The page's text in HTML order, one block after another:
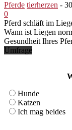
Pferde tierherzen -
0
Pferd schläft im
Wann ist Liegen
Gesundheit Ihres
Umfrage
Hunde
Katzen
Ich mag beides